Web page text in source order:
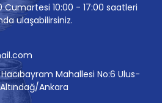
10:00 - 17:00 saatleri
ulaşabilirsiniz.
Mahallesi No:6 Ulus-
Altındağ/Ankara